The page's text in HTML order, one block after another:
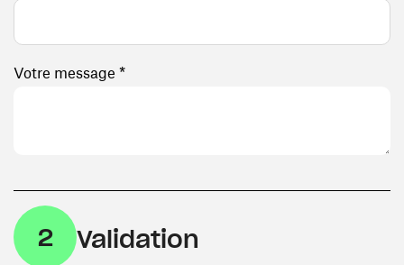
Votre message *
2 Validation